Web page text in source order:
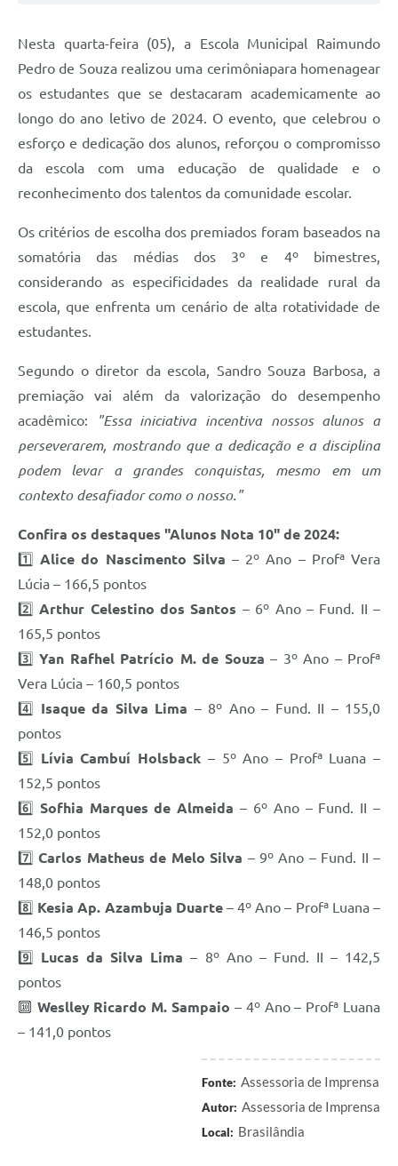
Nesta quarta-feira (05), a Escola Municipal Raimundo
Pedro de Souza realizou uma cerimôniapara homenagear
os estudantes que se destacaram academicamente ao
longo do ano letivo de 2024. O evento, que celebrou o
esforço e dedicação dos alunos, reforçou o compromisso
da escola com uma educação de qualidade e o
reconhecimento dos talentos da comunidade escolar.
Os critérios de escolha dos premiados foram baseados na
somatória das médias dos 3º e 4º bimestres,
considerando as especificidades da realidade rural da
escola, que enfrenta um cenário de alta rotatividade de
estudantes.
Segundo o diretor da escola, Sandro Souza Barbosa, a
premiação vai além da valorização do desempenho
acadêmico:
"Essa iniciativa incentiva nossos alunos a
perseverarem, mostrando que a dedicação e a disciplina
podem levar a grandes conquistas, mesmo em um
contexto desafiador como o nosso."
Confira os destaques "Alunos Nota 10" de 2024:
1️⃣Alice do Nascimento Silva – 2º Ano – Profª Vera
Lúcia – 166,5 pontos
2️⃣Arthur Celestino dos Santos – 6º Ano – Fund. II –
165,5 pontos
3️⃣Yan Rafhel Patrício M. de Souza – 3º Ano – Profª
Vera Lúcia – 160,5 pontos
4️⃣ Isaque da Silva Lima – 8º Ano – Fund. II – 155,0
pontos
5️⃣ Lívia Cambuí Holsback – 5º Ano – Profª Luana –
152,5 pontos
6️⃣ Sofhia Marques de Almeida – 6º Ano – Fund. II –
152,0 pontos
7️⃣Carlos Matheus de Melo Silva – 9º Ano – Fund. II –
148,0 pontos
8️⃣ Kesia Ap. Azambuja Duarte– 4º Ano – Profª Luana –
146,5 pontos
9️⃣ Lucas da Silva Lima – 8º Ano – Fund. II – 142,5
pontos
🔟 Weslley Ricardo M. Sampaio – 4º Ano – Profª Luana
– 141,0 pontos
Fonte: Assessoria de Imprensa
Autor: Assessoria de Imprensa
Local: Brasilândia